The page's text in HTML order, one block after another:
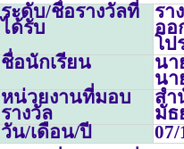
ระดับ/ชื่อรางวัลที่
ได้รับ
รา
ออ
โป
ชื่อนักเรียน
นา
นา
หน่วยงานที่มอบ
รางวัล
สำ
มัธ
วัน/เดือน/ปี
07/